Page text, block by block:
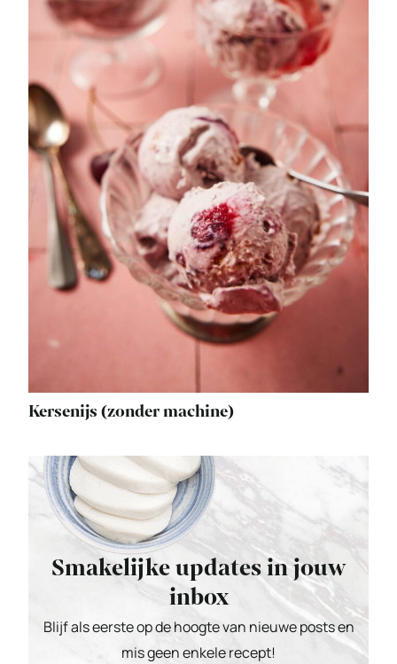
Kersenijs (zonder machine)
Smakelijke updates in jouw
inbox
Blijf als eerste op de hoogte van nieuwe posts en
mis geen enkele recept!